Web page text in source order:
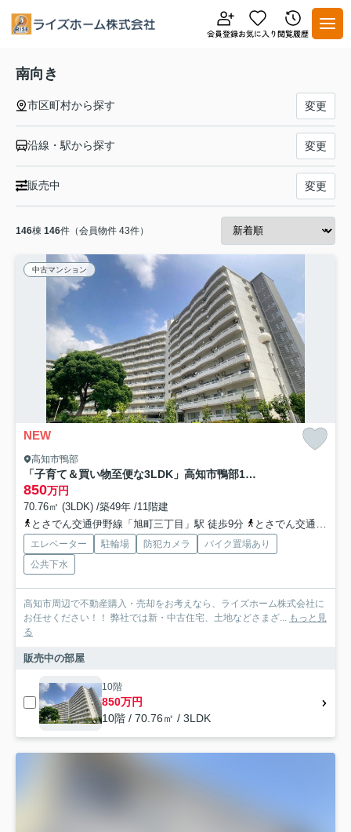
南向き
市区町村から探す 変更
沿線・駅から探す 変更
販売中 変更
146棟 146件（会員物件 43件）
中古マンション
NEW
高知市鴨部
「子育て＆買い物至便な3LDK」高知市鴨部1丁目鏡川コーポ 中古マンション
850万円
70.76㎡ (3LDK) /築49年 /11階建
とさでん交通伊野線「旭町三丁目」駅 徒歩9分
とさでん交通「鴨田小学校通西」バス停下車 徒歩6分
エレベーター 駐輪場 防犯カメラ
バイク置場あり
公共下水
高知市周辺で不動産購入・売却をお考えなら、ライズホーム株式会社に
お任せください！！ 弊社では新・中古住宅、土地などさまざ... もっと見
る
販売中の部屋
10階
850万円
10階 / 70.76㎡ / 3LDK